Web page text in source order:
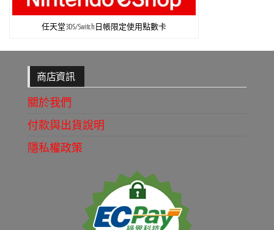
任天堂3DS/Switch日帳限定使用點數卡
商店資訊
關於我們
付款與出貨說明
隱私權政策